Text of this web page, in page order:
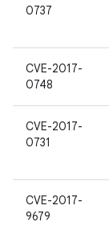
0737
CVE-2017-
0748
CVE-2017-
0731
CVE-2017-
9679